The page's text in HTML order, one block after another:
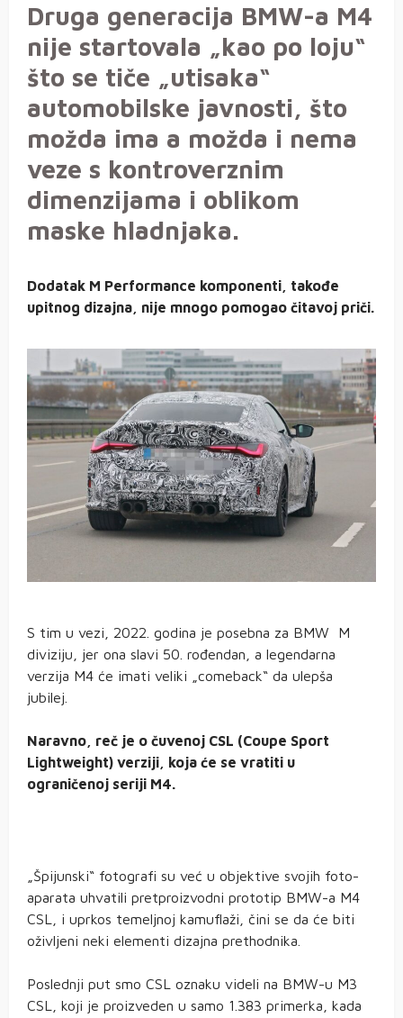
Druga generacija BMW-a M4
nije startovala „kao po loju“
što se tiče „utisaka“
automobilske javnosti, što
možda ima a možda i nema
veze s kontroverznim
dimenzijama i oblikom
maske hladnjaka.
Dodatak M Performance komponenti, takođe
upitnog dizajna, nije mnogo pomogao čitavoj priči.
S tim u vezi, 2022. godina je posebna za BMW M
diviziju, jer ona slavi 50. rođendan, a legendarna
verzija M4 će imati veliki „comeback“ da ulepša
jubilej.
Naravno, reč je o čuvenoj CSL (Coupe Sport
Lightweight) verziji, koja će se vratiti u
ograničenoj seriji M4.
„Špijunski“ fotografi su već u objektive svojih foto-
aparata uhvatili pretproizvodni prototip BMW-a M4
CSL, i uprkos temeljnoj kamuflaži, čini se da će biti
oživljeni neki elementi dizajna prethodnika.
Poslednji put smo CSL oznaku videli na BMW-u M3
CSL, koji je proizveden u samo 1.383 primerka, kada